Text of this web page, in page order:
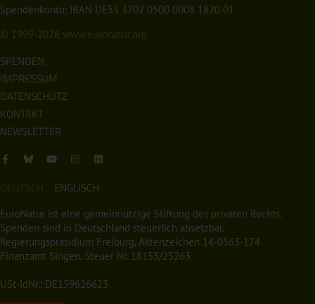
Spendenkonto: IBAN DE53 3702 0500 0008 1820 01
© 1999-2026 www.euronatur.org
SPENDEN
IMPRESSUM
DATENSCHUTZ
KONTAKT
NEWSLETTER
DEUTSCH ENGLISCH
EuroNatur ist eine gemeinnützige Stiftung des privaten Rechts.
Spenden sind in Deutschland steuerlich absetzbar.
Regierungspräsidium Freiburg, Aktenzeichen 14-0563-174
Finanzamt Singen, Steuer Nr. 18153/25263
USt-IdNr.: DE159626623